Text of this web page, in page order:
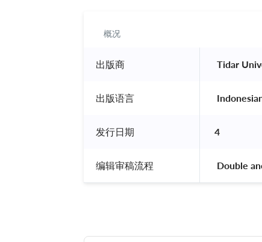
概况
出版商 Tidar
出版语言
发行日期 4
编辑审稿流程 Double